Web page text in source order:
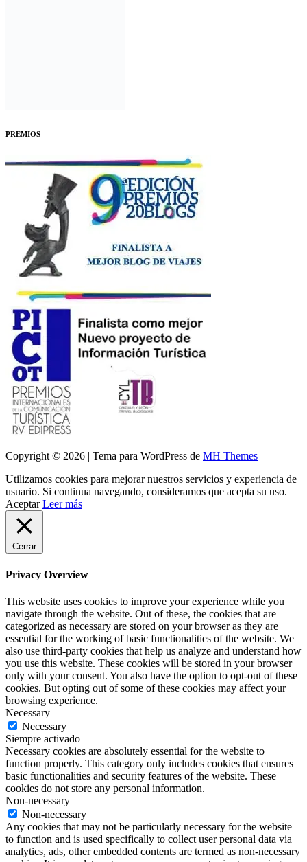
PREMIOS
Copyright © 2026 | Tema para WordPress de MH Themes
Utilizamos cookies para mejorar nuestros servicios y experiencia de
usuario. Si continua navegando, consideramos que acepta su uso.
Aceptar Leer más
Cerrar
Privacy Overview
This website uses cookies to improve your experience while you
navigate through the website. Out of these, the cookies that are
categorized as necessary are stored on your browser as they are
essential for the working of basic functionalities of the website. We
also use third-party cookies that help us analyze and understand how
you use this website. These cookies will be stored in your browser
only with your consent. You also have the option to opt-out of these
cookies. But opting out of some of these cookies may affect your
browsing experience.
Necessary
Necessary
Siempre activado
Necessary cookies are absolutely essential for the website to
function properly. This category only includes cookies that ensures
basic functionalities and security features of the website. These
cookies do not store any personal information.
Non-necessary
Non-necessary
Any cookies that may not be particularly necessary for the website
to function and is used specifically to collect user personal data via
analytics, ads, other embedded contents are termed as non-necessary